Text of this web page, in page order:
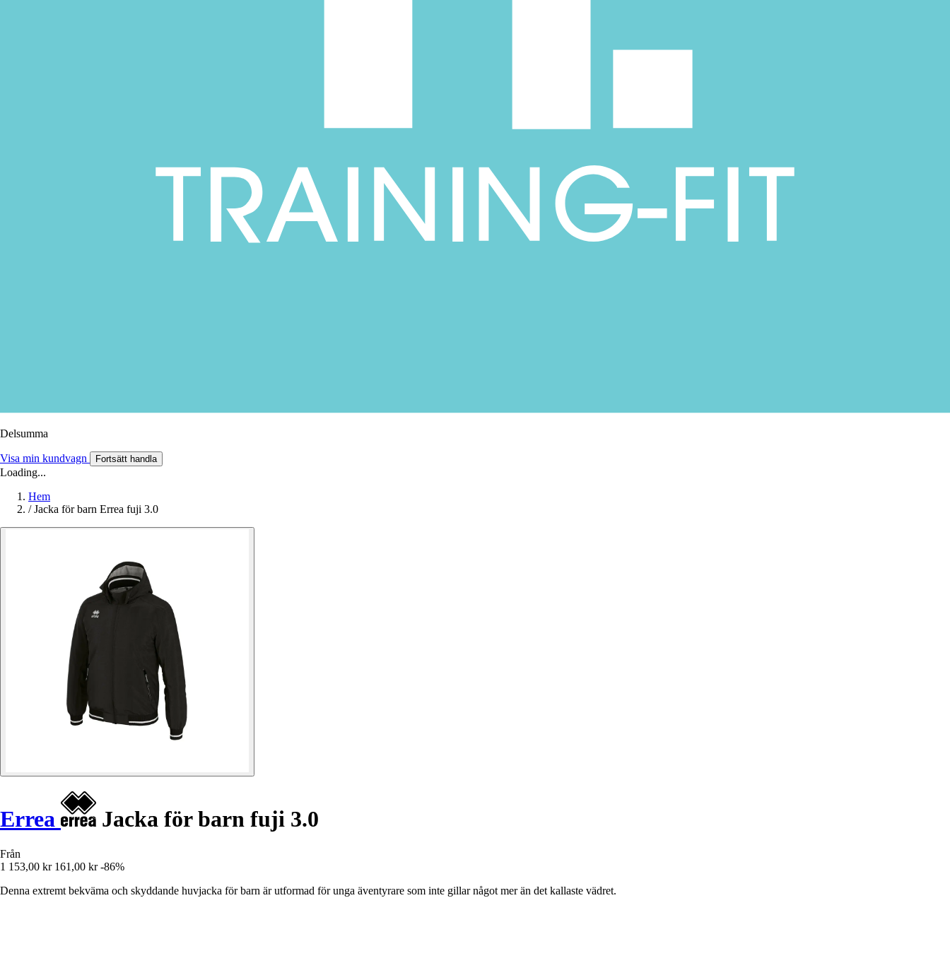
Delsumma
Visa min kundvagn Fortsätt handla
Loading...
Hem
/ Jacka för barn Errea fuji 3.0
Errea Jacka för barn fuji 3.0
Från
1 153,00 kr 161,00 kr -86%
Denna extremt bekväma och skyddande huvjacka för barn är utformad för unga äventyrare som inte gillar något mer än det kallaste vädret.